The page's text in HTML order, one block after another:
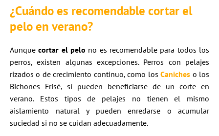
¿Cuándo es recomendable cortar el
pelo en verano?
Aunquecortar el pelo no es recomendable para todos los
perros, existen algunas excepciones. Perros con pelajes
rizados o de crecimiento continuo, como losCaniches o los
Bichones Frisé, sí pueden beneficiarse de un corte en
verano. Estos tipos de pelajes no tienen el mismo
aislamiento natural y pueden enredarse o acumular
suciedad si no se cuidan adecuadamente.